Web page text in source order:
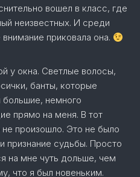
вошел в класс, где
неизвестных. И среди
приковала она.
у окна. Светлые волосы,
банты, которые
немного
прямо на меня. В тот
произошло. Это не было
признание судьбы. Просто
на мне чуть дольше, чем
что я был новеньким.